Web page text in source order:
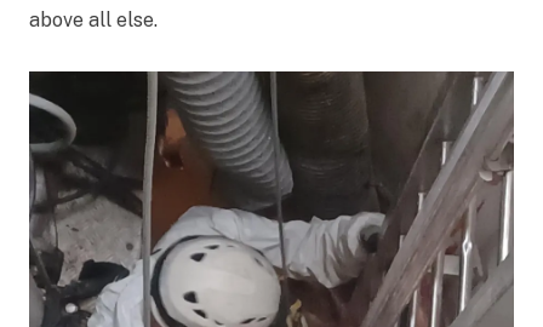
above all else.